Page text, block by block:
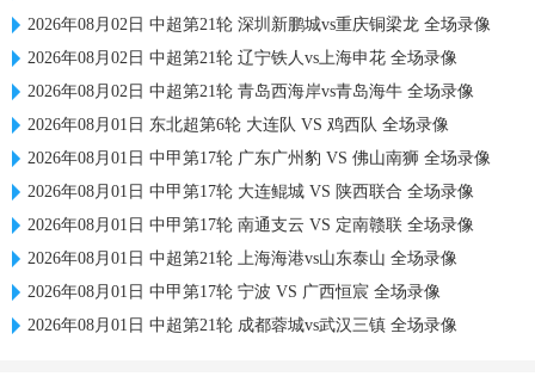
2026年08月02日 中超第21轮 深圳新鹏城vs重庆铜梁龙 全场录像
2026年08月02日 中超第21轮 辽宁铁人vs上海申花 全场录像
2026年08月02日 中超第21轮 青岛西海岸vs青岛海牛 全场录像
2026年08月01日 东北超第6轮 大连队 VS 鸡西队 全场录像
2026年08月01日 中甲第17轮 广东广州豹 VS 佛山南狮 全场录像
2026年08月01日 中甲第17轮 大连鲲城 VS 陕西联合 全场录像
2026年08月01日 中甲第17轮 南通支云 VS 定南赣联 全场录像
2026年08月01日 中超第21轮 上海海港vs山东泰山 全场录像
2026年08月01日 中甲第17轮 宁波 VS 广西恒宸 全场录像
2026年08月01日 中超第21轮 成都蓉城vs武汉三镇 全场录像